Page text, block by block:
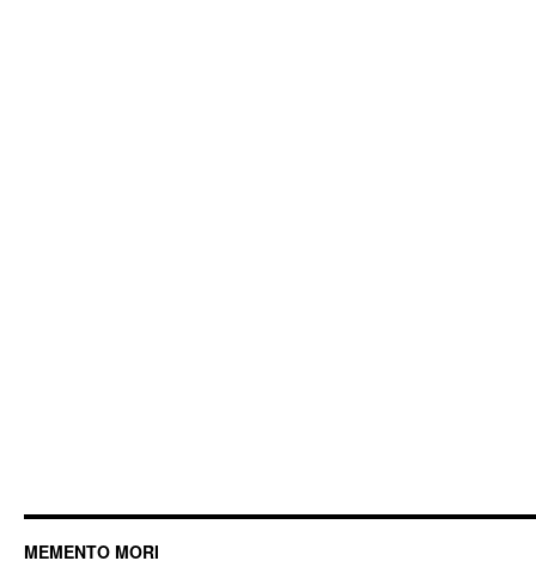
MEMENTO MORI